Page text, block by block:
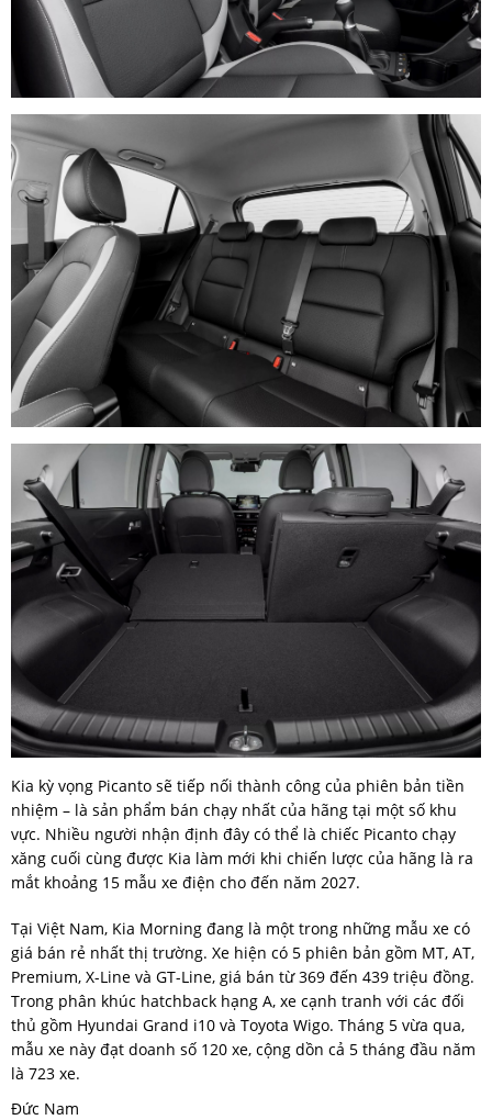
Kia kỳ vọng Picanto sẽ tiếp nối thành công của phiên bản tiền
nhiệm – là sản phẩm bán chạy nhất của hãng tại một số khu
vực. Nhiều người nhận định đây có thể là chiếc Picanto chạy
xăng cuối cùng được Kia làm mới khi chiến lược của hãng là ra
mắt khoảng 15 mẫu xe điện cho đến năm 2027.
Tại Việt Nam, Kia Morning đang là một trong những mẫu xe có
giá bán rẻ nhất thị trường. Xe hiện có 5 phiên bản gồm MT, AT,
Premium, X-Line và GT-Line, giá bán từ 369 đến 439 triệu đồng.
Trong phân khúc hatchback hạng A, xe cạnh tranh với các đối
thủ gồm Hyundai Grand i10 và Toyota Wigo. Tháng 5 vừa qua,
mẫu xe này đạt doanh số 120 xe, cộng dồn cả 5 tháng đầu năm
là 723 xe.
Đức Nam